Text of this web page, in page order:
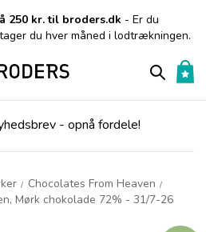
250 kr. til broders.dk - Er du
du hver måned i lodtrækningen.
- opnå fordele!
/ Chocolates From Heaven /
Mørk chokolade 72% - 31/7-26